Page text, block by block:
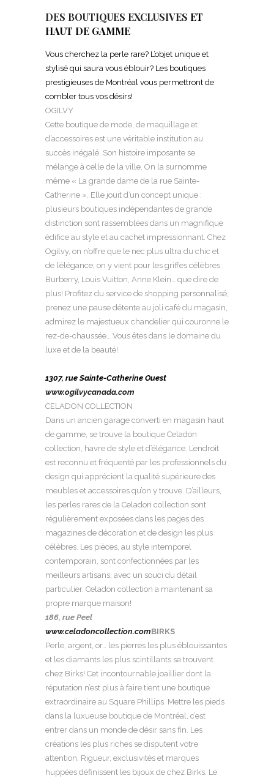
DES BOUTIQUES EXCLUSIVES ET
HAUT DE GAMME
Vous cherchez la perle rare? L’objet unique et
stylisé qui saura vous éblouir? Les boutiques
prestigieuses de Montréal vous permettront de
combler tous vos désirs!
OGILVY
Cette boutique de mode, de maquillage et
d’accessoires est une véritable institution au
succès inégalé. Son histoire imposante se
mélange à celle de la ville. On la surnomme
même « La grande dame de la rue Sainte-
Catherine ». Elle jouit d’un concept unique :
plusieurs boutiques indépendantes de grande
distinction sont rassemblées dans un magnifique
édifice au style et au cachet impressionnant. Chez
Ogilvy, on n’offre que le nec plus ultra du chic et
de l’élégance; on y vient pour les griffes célèbres :
Burberry, Louis Vuitton, Anne Klein… que dire de
plus! Profitez du service de shopping personnalisé,
prenez une pause détente au joli café du magasin,
admirez le majestueux chandelier qui couronne le
rez-de-chaussée… Vous êtes dans le domaine du
luxe et de la beauté!
1307, rue Sainte-Catherine Ouest
www.ogilvycanada.com
CELADON COLLECTION
Dans un ancien garage converti en magasin haut
de gamme, se trouve la boutique Celadon
collection, havre de style et d’élégance. L’endroit
est reconnu et fréquenté par les professionnels du
design qui apprécient la qualité supérieure des
meubles et accessoires qu’on y trouve. D’ailleurs,
les perles rares de la Celadon collection sont
régulièrement exposées dans les pages des
magazines de décoration et de design les plus
célèbres. Les pièces, au style intemporel
contemporain, sont confectionnées par les
meilleurs artisans, avec un souci du détail
particulier. Celadon collection a maintenant sa
propre marque maison!
186, rue Peel
www.celadoncollection.comBIRKS
Perle, argent, or… les pierres les plus éblouissantes
et les diamants les plus scintillants se trouvent
chez Birks! Cet incontournable joaillier dont la
réputation n’est plus à faire tient une boutique
extraordinaire au Square Phillips. Mettre les pieds
dans la luxueuse boutique de Montréal, c’est
entrer dans un monde de désir sans fin. Les
créations les plus riches se disputent votre
attention. Rigueur, exclusivités et marques
huppées définissent les bijoux de chez Birks. Le